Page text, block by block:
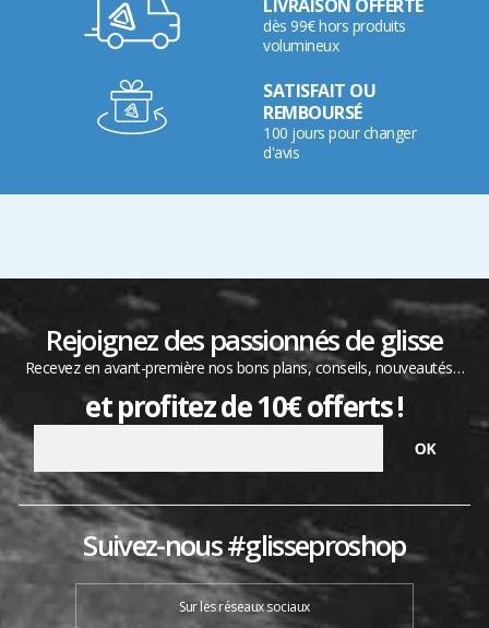
LIVRAISON OFFERTE
dès 99€ hors produits
volumineux
SATISFAIT OU
REMBOURSÉ
100 jours pour changer
d'avis
Rejoignez des passionnés de glisse
Recevez en avant-première nos bons plans, conseils, nouveautés…
et profitez de 10€ offerts !
Suivez-nous #glisseproshop
Sur les réseaux sociaux